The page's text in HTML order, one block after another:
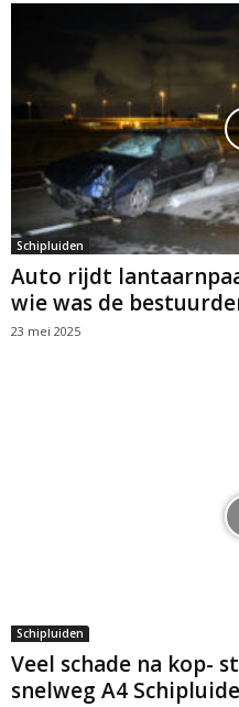
Schipluiden
Auto rijdt
wie was de
23 mei 2025
Schipluiden
Veel schade na kop-
snelweg A4